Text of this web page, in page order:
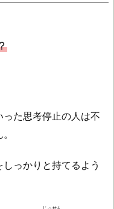
た思考停止の人は不
っかりと持てるよう
じっせん